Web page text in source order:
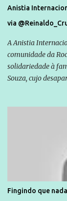
Anistia
via
A Anistia
comunidade da
solidariedade à
Souza, cujo
são vítimas de
direitos violados.
solução do caso
Fingindo que